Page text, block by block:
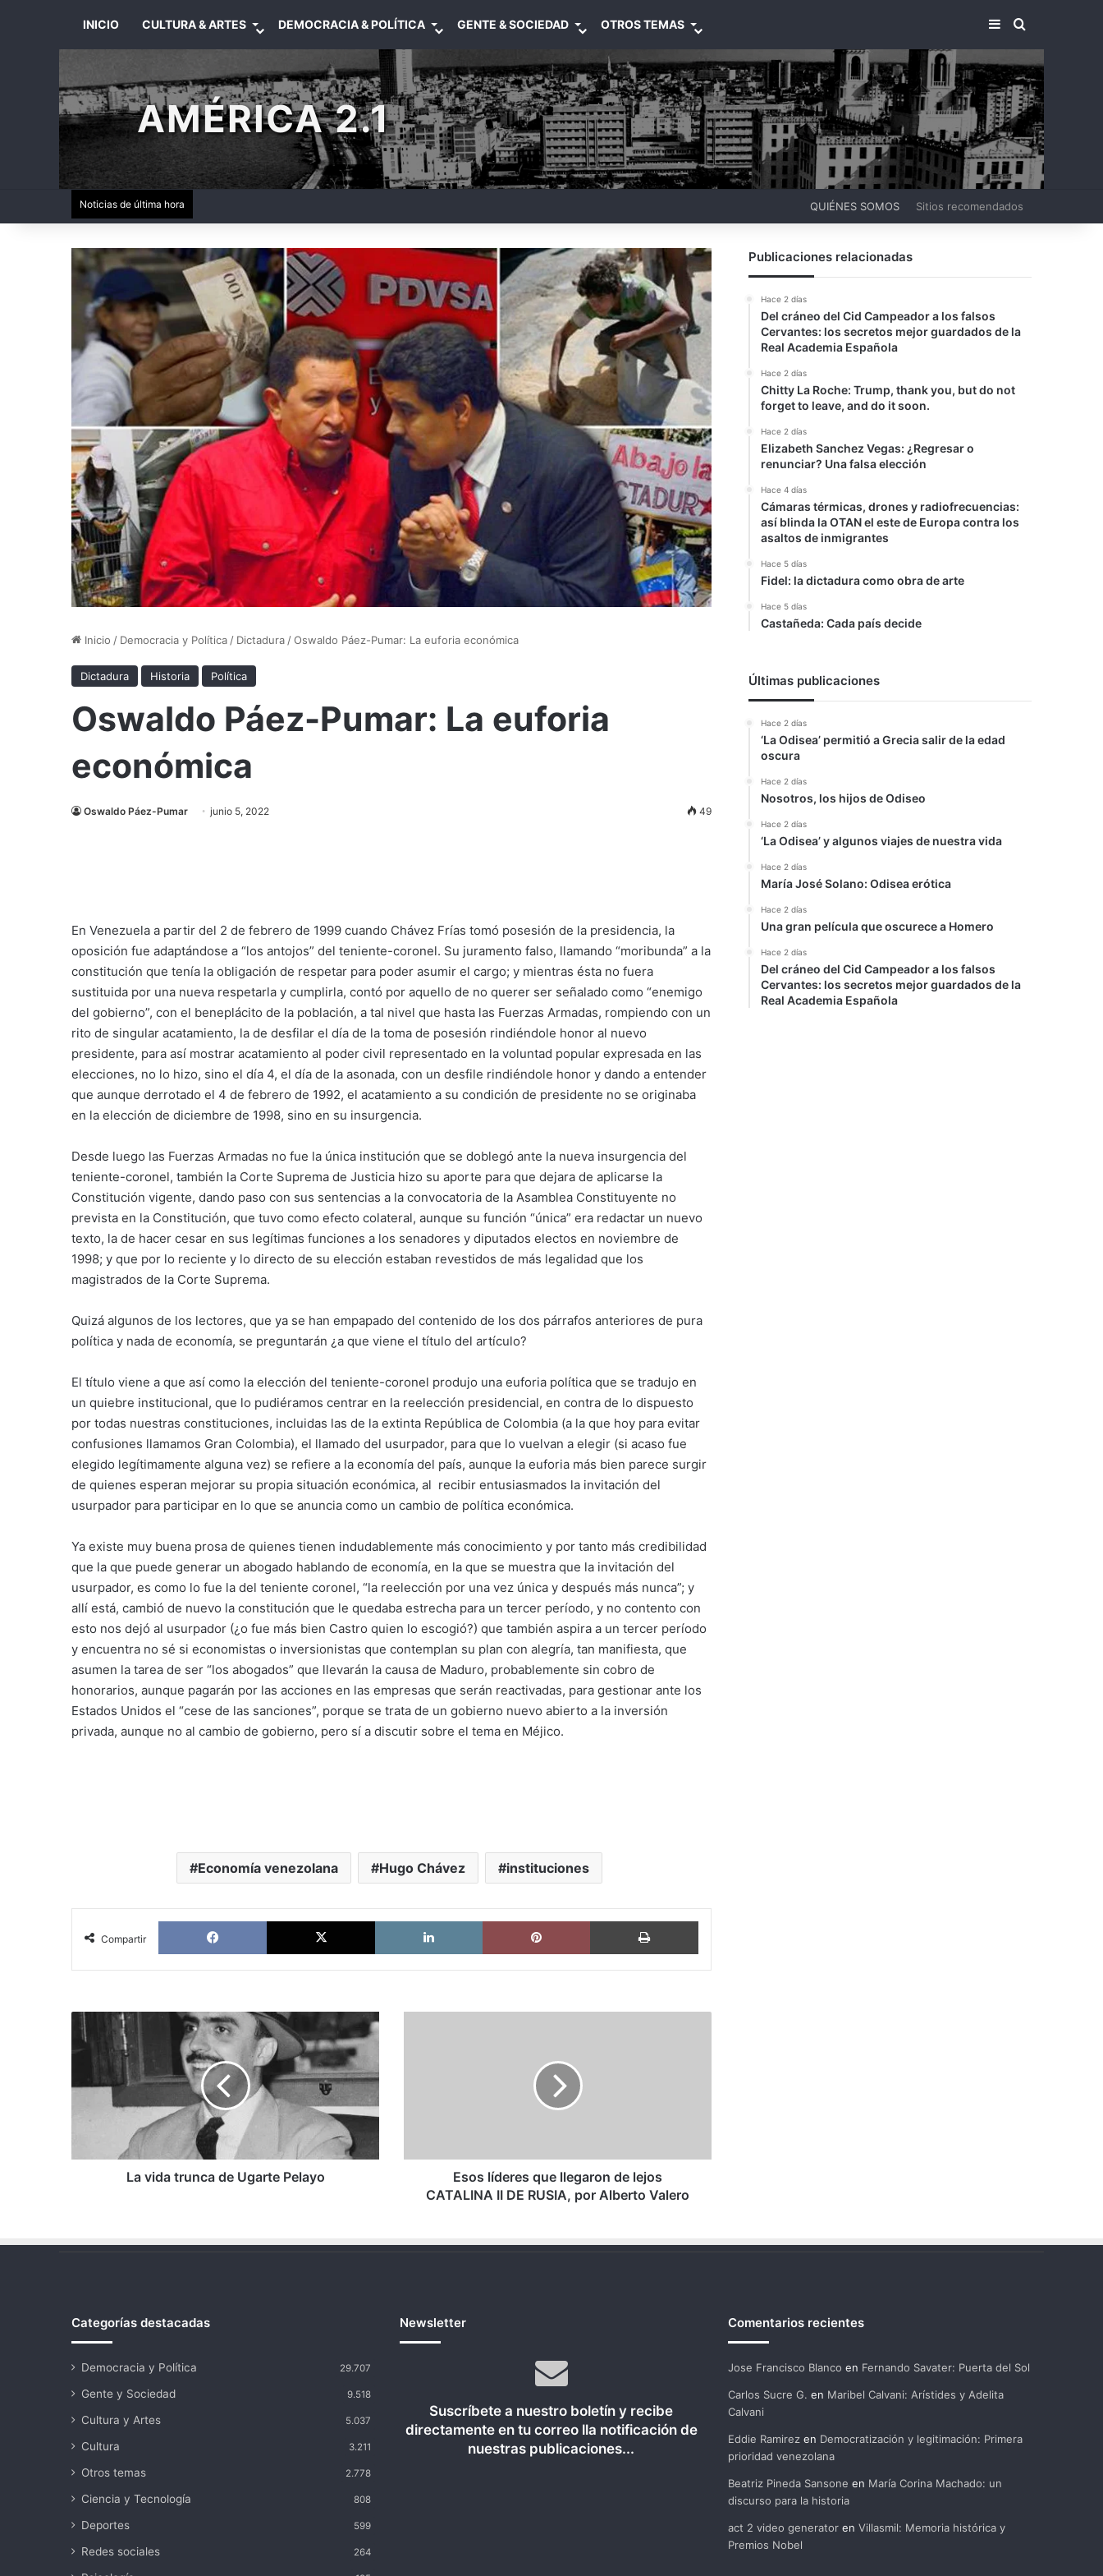
INICIO CULTURA & ARTES DEMOCRACIA & POLÍTICA GENTE & SOCIEDAD OTROS TEMAS BARRA LATERAL
BUSCAR
AMÉRICA 2.1
Noticias de última hora QUIÉNES SOMOS Sitios recomendados
Inicio / Democracia y Política / Dictadura /Oswaldo Páez-Pumar: La euforia económica
Dictadura Historia Política
Oswaldo Páez-Pumar: La euforia
económica
Oswaldo Páez-Pumar junio 5, 2022 49
En Venezuela a partir del 2 de febrero de 1999 cuando Chávez Frías tomó posesión de la presidencia, la
oposición fue adaptándose a “los antojos” del teniente-coronel. Su juramento falso, llamando “moribunda” a la
constitución que tenía la obligación de respetar para poder asumir el cargo; y mientras ésta no fuera
sustituida por una nueva respetarla y cumplirla, contó por aquello de no querer ser señalado como “enemigo
del gobierno”, con el beneplácito de la población, a tal nivel que hasta las Fuerzas Armadas, rompiendo con un
rito de singular acatamiento, la de desfilar el día de la toma de posesión rindiéndole honor al nuevo
presidente, para así mostrar acatamiento al poder civil representado en la voluntad popular expresada en las
elecciones, no lo hizo, sino el día 4, el día de la asonada, con un desfile rindiéndole honor y dando a entender
que aunque derrotado el 4 de febrero de 1992, el acatamiento a su condición de presidente no se originaba
en la elección de diciembre de 1998, sino en su insurgencia.
Desde luego las Fuerzas Armadas no fue la única institución que se doblegó ante la nueva insurgencia del
teniente-coronel, también la Corte Suprema de Justicia hizo su aporte para que dejara de aplicarse la
Constitución vigente, dando paso con sus sentencias a la convocatoria de la Asamblea Constituyente no
prevista en la Constitución, que tuvo como efecto colateral, aunque su función “única” era redactar un nuevo
texto, la de hacer cesar en sus legítimas funciones a los senadores y diputados electos en noviembre de
1998; y que por lo reciente y lo directo de su elección estaban revestidos de más legalidad que los
magistrados de la Corte Suprema.
Quizá algunos de los lectores, que ya se han empapado del contenido de los dos párrafos anteriores de pura
política y nada de economía, se preguntarán ¿a que viene el título del artículo?
El título viene a que así como la elección del teniente-coronel produjo una euforia política que se tradujo en
un quiebre institucional, que lo pudiéramos centrar en la reelección presidencial, en contra de lo dispuesto
por todas nuestras constituciones, incluidas las de la extinta República de Colombia (a la que hoy para evitar
confusiones llamamos Gran Colombia), el llamado del usurpador, para que lo vuelvan a elegir (si acaso fue
elegido legítimamente alguna vez) se refiere a la economía del país, aunque la euforia más bien parece surgir
de quienes esperan mejorar su propia situación económica, al recibir entusiasmados la invitación del
usurpador para participar en lo que se anuncia como un cambio de política económica.
Ya existe muy buena prosa de quienes tienen indudablemente más conocimiento y por tanto más credibilidad
que la que puede generar un abogado hablando de economía, en la que se muestra que la invitación del
usurpador, es como lo fue la del teniente coronel, “la reelección por una vez única y después más nunca”; y
allí está, cambió de nuevo la constitución que le quedaba estrecha para un tercer período, y no contento con
esto nos dejó al usurpador (¿o fue más bien Castro quien lo escogió?) que también aspira a un tercer período
y encuentra no sé si economistas o inversionistas que contemplan su plan con alegría, tan manifiesta, que
asumen la tarea de ser “los abogados” que llevarán la causa de Maduro, probablemente sin cobro de
honorarios, aunque pagarán por las acciones en las empresas que serán reactivadas, para gestionar ante los
Estados Unidos el “cese de las sanciones”, porque se trata de un gobierno nuevo abierto a la inversión
privada, aunque no al cambio de gobierno, pero sí a discutir sobre el tema en Méjico.
Economía venezolana Hugo Chávez instituciones
Compartir
Facebook X LinkedIn Pinterest Imprimir
vida
trunca
Ugarte
La vida trunca de Ugarte Pelayo
DE
Esos líderes que llegaron de lejos
CATALINA II DE RUSIA, por Alberto Valero
Publicaciones relacionadas
Hace 2 días
Del cráneo del Cid Campeador a los falsos
Cervantes: los secretos mejor guardados de la
Real Academia Española
Hace 2 días
Chitty La Roche: Trump, thank you, but do not
forget to leave, and do it soon.
Hace 2 días
Elizabeth Sanchez Vegas: ¿Regresar o
renunciar? Una falsa elección
Hace 4 días
Cámaras térmicas, drones y radiofrecuencias:
así blinda la OTAN el este de Europa contra los
asaltos de inmigrantes
Hace 5 días
Fidel: la dictadura como obra de arte
Hace 5 días
Castañeda: Cada país decide
Últimas publicaciones
Hace 2 días
‘La Odisea’ permitió a Grecia salir de la edad
oscura
Hace 2 días
Nosotros, los hijos de Odiseo
Hace 2 días
‘La Odisea’ y algunos viajes de nuestra vida
Hace 2 días
María José Solano: Odisea erótica
Hace 2 días
Una gran película que oscurece a Homero
Hace 2 días
Del cráneo del Cid Campeador a los falsos
Cervantes: los secretos mejor guardados de la
Real Academia Española
Categorías destacadas
Democracia y Política 29.707
Gente y Sociedad 9.518
Cultura y Artes 5.037
Cultura 3.211
Otros temas 2.778
Ciencia y Tecnología 808
Deportes 599
Redes sociales 264
Newsletter
Suscríbete a nuestro boletín y recibe
directamente en tu correo lla notificación de
nuestras publicaciones...
Comentarios recientes
Jose Francisco Blanco en Fernando Savater: Puerta del Sol
Carlos Sucre G. en Maribel Calvani: Arístides y Adelita
Calvani
Eddie Ramirezen Democratización y legitimación: Primera
prioridad venezolana
Beatriz Pineda Sansone en María Corina Machado: un
discurso para la historia
act 2 video generatoren Villasmil: Memoria histórica y
Premios Nobel